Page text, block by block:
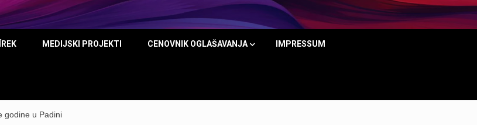
MEDIJSKI PROJEKTI CENOVNIK OGLAŠAVANJA IMPRESSUM
godine u Padini